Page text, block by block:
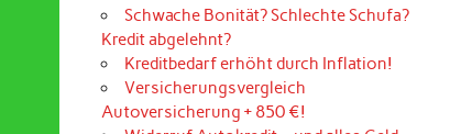
Schwache Bonität? Schlechte Schufa?
Kredit abgelehnt?
Kreditbedarf erhöht durch Inflation!
Versicherungsvergleich
Autoversicherung + 850 €!